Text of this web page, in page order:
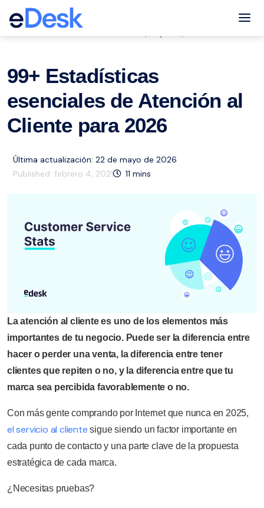
eCommerce Support Central
99+ Estadísticas
esenciales de Atención al
Cliente para 2026
Última actualización: 22 de mayo de 2026
Published: febrero 4, 2021 11 mins
La atención al cliente es uno de los elementos más
importantes de tu negocio. Puede ser la diferencia entre
hacer o perder una venta, la diferencia entre tener
clientes que repiten o no, y la diferencia entre que tu
marca sea percibida favorablemente o no.
Con más gente comprando por Internet que nunca en 2025,
el servicio al cliente sigue siendo un factor importante en
cada punto de contacto y una parte clave de la propuesta
estratégica de cada marca.
¿Necesitas pruebas?